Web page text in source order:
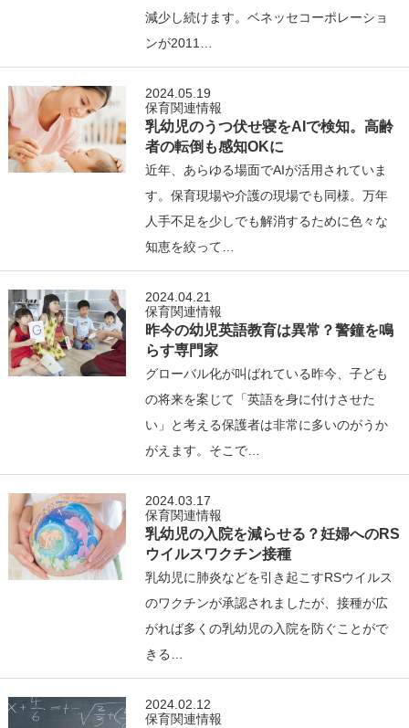
減少し続けます。ベネッセコーポレーショ
ンが2011…
2024.05.19
保育関連情報
乳幼児のうつ伏せ寝をAIで検知。高齢
者の転倒も感知OKに
近年、あらゆる場面でAIが活用されていま
す。保育現場や介護の現場でも同様。万年
人手不足を少しでも解消するために色々な
知恵を絞って…
2024.04.21
保育関連情報
昨今の幼児英語教育は異常？警鐘を鳴
らす専門家
グローバル化が叫ばれている昨今、子ども
の将来を案じて「英語を身に付けさせた
い」と考える保護者は非常に多いのがうか
がえます。そこで…
2024.03.17
保育関連情報
乳幼児の入院を減らせる？妊婦へのRS
ウイルスワクチン接種
乳幼児に肺炎などを引き起こすRSウイルス
のワクチンが承認されましたが、接種が広
がれば多くの乳幼児の入院を防ぐことがで
きる…
2024.02.12
保育関連情報